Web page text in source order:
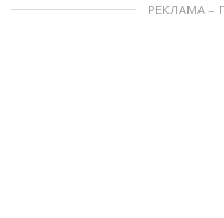
РЕКЛАМА –